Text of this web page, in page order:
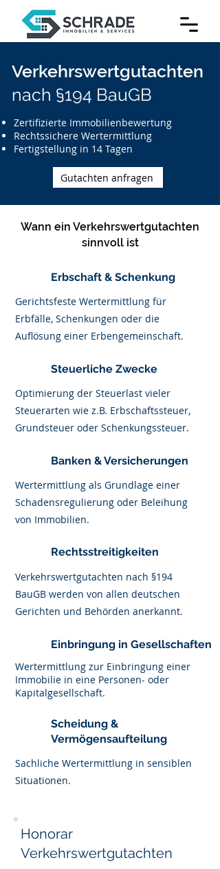
Verkehrswertgutachten
nach §194 BauGB
Zertifizierte Immobilienbewertung
Rechtssichere Wertermittlung
Fertigstellung in 14 Tagen
Gutachten anfragen
Wann ein Verkehrswertgutachten
sinnvoll ist
Erbschaft & Schenkung
Gerichtsfeste Wertermittlung für
Erbfälle, Schenkungen oder die
Auflösung einer Erbengemeinschaft.
Steuerliche Zwecke
Optimierung der Steuerlast vieler
Steuerarten wie z.B. Erbschaftssteuer,
Grundsteuer oder Schenkungssteuer.
Banken & Versicherungen
Wertermittlung als Grundlage einer
Schadensregulierung oder Beleihung
von Immobilien.
Rechtsstreitigkeiten
Verkehrswertgutachten nach §194
BauGB werden von allen deutschen
Gerichten und Behörden anerkannt.
Einbringung in Gesellschaften
Wertermittlung zur Einbringung einer
Immobilie in eine Personen- oder
Kapitalgesellschaft.
Scheidung &
Vermögensaufteilung
Sachliche Wertermittlung in sensiblen
Situationen.
Honorar
Verkehrswertgutachten